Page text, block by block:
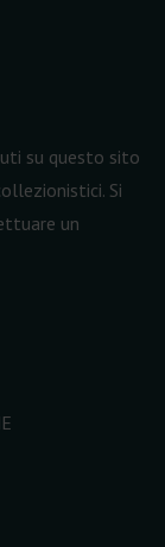
su questo sito
Si
un